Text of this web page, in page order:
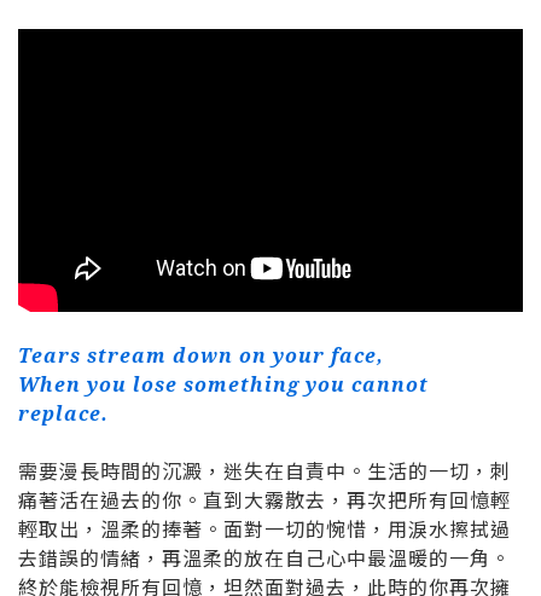
Tears stream down on your face,
When you lose something you cannot
replace.
需要漫長時間的沉澱，迷失在自責中。生活的一切，刺
痛著活在過去的你。直到大霧散去，再次把所有回憶輕
輕取出，溫柔的捧著。面對一切的惋惜，用淚水擦拭過
去錯誤的情緒，再溫柔的放在自己心中最溫暖的一角。
終於能檢視所有回憶，坦然面對過去，此時的你再次擁